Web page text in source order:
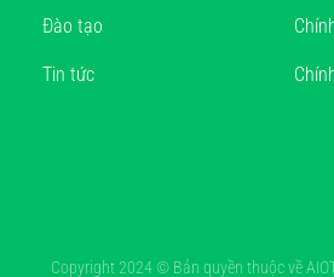
Đào tạo
Tin tức
Copyright 2024 © Bản quyền thuộc về